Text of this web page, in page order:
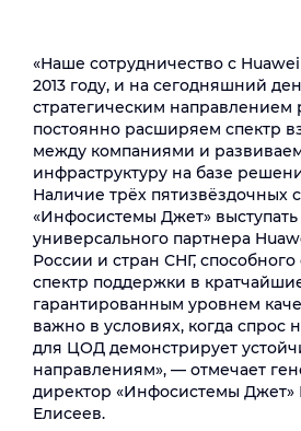
«Наше сотрудничество с
2013 году, и на сегодняшний
стратегическим направлением
постоянно расширяем спектр
между компаниями и
инфраструктуру на базе
Наличие трёх пятизвёздочных
«Инфосистемы Джет»
универсального партнера
России и стран СНГ, способного
спектр поддержки в
гарантированным уровнем
важно в условиях, когда спрос
для ЦОД демонстрирует
направлениям», — отмечает
директор «Инфосистемы Джет»
Елисеев.